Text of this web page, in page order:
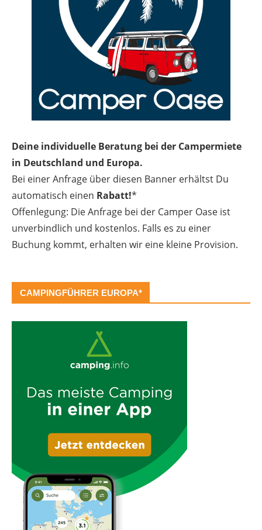
Deine individuelle Beratung bei der Campermiete
in Deutschland und Europa.
Bei einer Anfrage über diesen Banner erhältst Du
automatisch einen Rabatt!*
Offenlegung: Die Anfrage bei der Camper Oase ist
unverbindlich und kostenlos. Falls es zu einer
Buchung kommt, erhalten wir eine kleine Provision.
CAMPINGFÜHRER EUROPA*